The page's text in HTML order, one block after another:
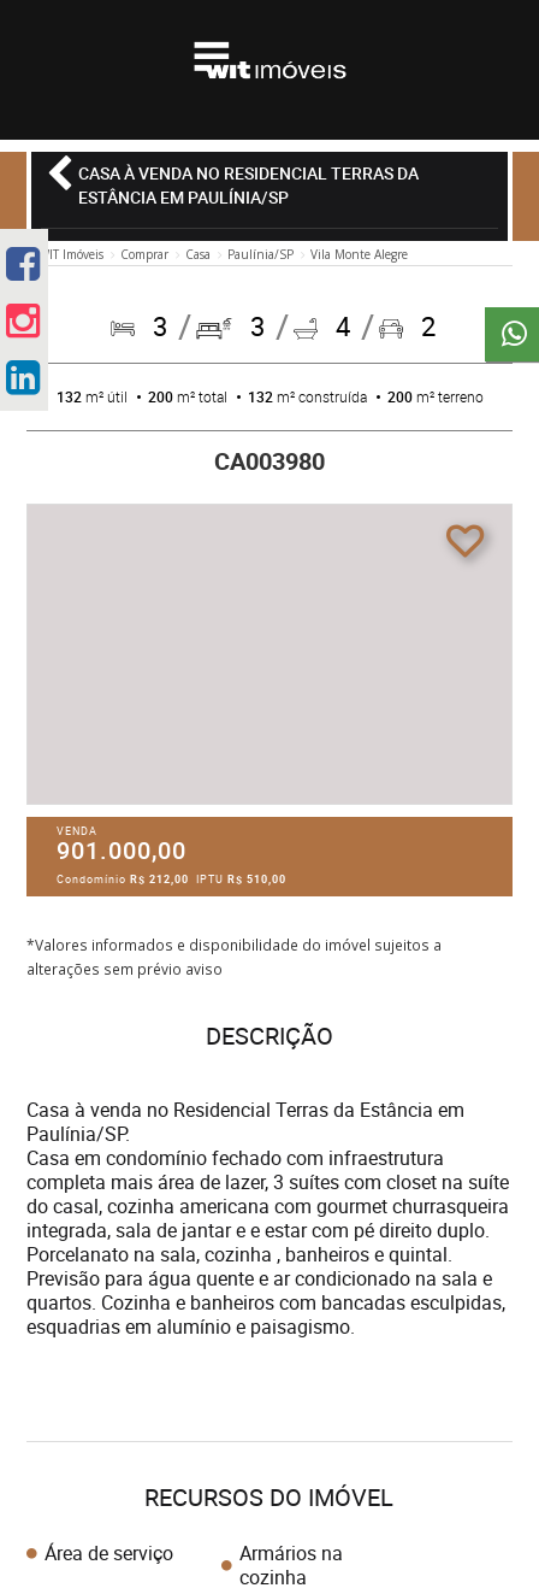
CASA À VENDA NO RESIDENCIAL TERRAS DA
ESTÂNCIA EM PAULÍNIA/SP
WIT Imóveis Comprar Casa Paulínia/SP Vila Monte Alegre
3 3 4 2
132 m² útil 200m² total 132 m² construída 200m² terreno
CA003980
VENDA
901.000,00
CondomínioR$ 212,00 IPTUR$ 510,00
*Valores informados e disponibilidade do imóvel sujeitos a
alterações sem prévio aviso
DESCRIÇÃO
Casa à venda no Residencial Terras da Estância em
Paulínia/SP.
Casa em condomínio fechado com infraestrutura
completa mais área de lazer, 3 suítes com closet na suíte
do casal, cozinha americana com gourmet churrasqueira
integrada, sala de jantar e e estar com pé direito duplo.
Porcelanato na sala, cozinha , banheiros e quintal.
Previsão para água quente e ar condicionado na sala e
quartos. Cozinha e banheiros com bancadas esculpidas,
esquadrias em alumínio e paisagismo.
RECURSOS DO IMÓVEL
Área de serviço
Armários na
cozinha